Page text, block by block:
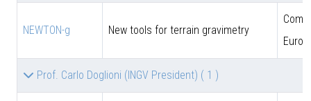
NEWTON-g New tools for terrain gravimetry
Prof. Carlo Doglioni (INGV President) ( 1 )